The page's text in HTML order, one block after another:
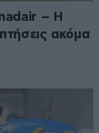
– Η
ακόμα